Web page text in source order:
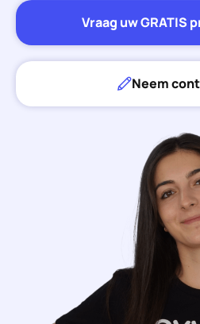
Vraag uw GRATIS
Neem